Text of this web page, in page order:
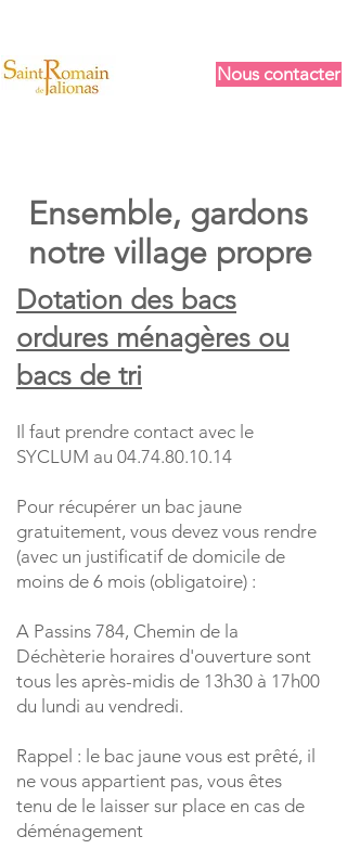
Nous contacter
Ensemble, gardons
notre village propre​
Dotation des bacs
ordures ménagères ou
bacs de tri
Il faut prendre contact avec le
SYCLUM au 04.74.80.10.14
Pour récupérer un bac jaune
gratuitement, vous devez vous rendre
(avec un justificatif de domicile de
moins de 6 mois (obligatoire) :
A Passins 784, Chemin de la
Déchèterie horaires d'ouverture sont
tous les après-midis de 13h30 à 17h00
du lundi au vendredi.
Rappel : le bac jaune vous est prêté, il
ne vous appartient pas, vous êtes
tenu de le laisser sur place en cas de
déménagement